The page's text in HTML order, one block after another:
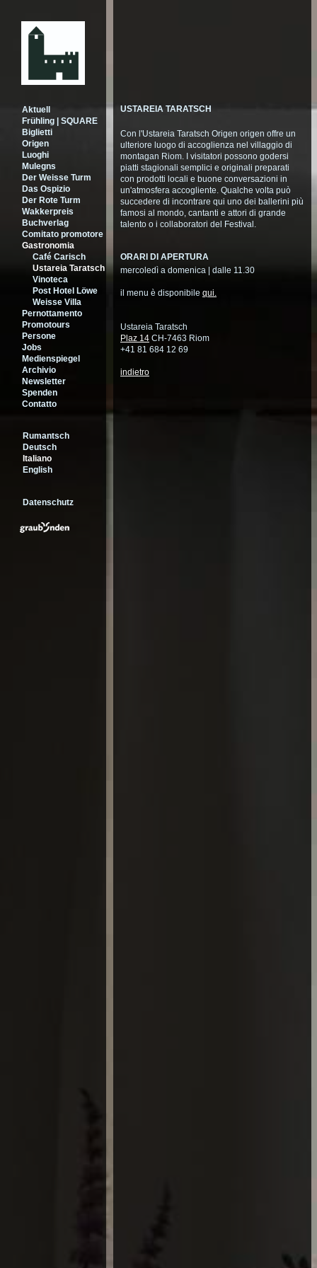
Aktuell
Frühling | SQUARE
Biglietti
Origen
Luoghi
Mulegns
Der Weisse Turm
Das Ospizio
Der Rote Turm
Wakkerpreis
Buchverlag
Comitato promotore
Gastronomia
Café Carisch
Ustareia Taratsch
Vinoteca
Post Hotel Löwe
Weisse Villa
Pernottamento
Promotours
Persone
Jobs
Medienspiegel
Archivio
Newsletter
Spenden
Contatto
Rumantsch
Deutsch
Italiano
English
Datenschutz
USTAREIA TARATSCH
Con l'Ustareia Taratsch Origen origen offre un
ulteriore luogo di accoglienza nel villaggio di
montagan Riom. I visitatori possono godersi
piatti stagionali semplici e originali preparati
con prodotti locali e buone conversazioni in
un'atmosfera accogliente. Qualche volta può
succedere di incontrare qui uno dei ballerini più
famosi al mondo, cantanti e attori di grande
talento o i collaboratori del Festival.
ORARI DI APERTURA
mercoledì a domenica | dalle 11.30
il menu è disponibile qui.
Ustareia Taratsch
Plaz 14 CH-7463 Riom
+41 81 684 12 69
indietro